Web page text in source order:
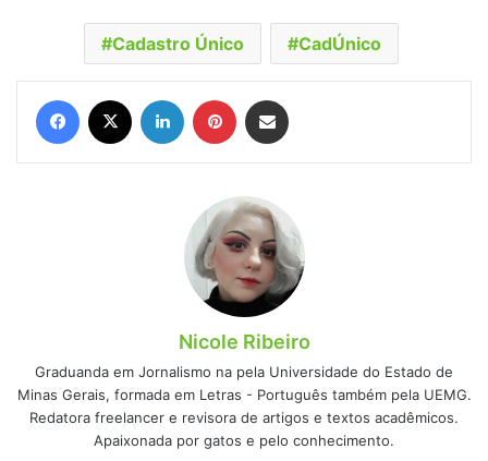
Cadastro Único CadÚnico
Facebook Linkedin Pinterest
Nicole Ribeiro
Graduanda em Jornalismo na pela Universidade do Estado de
Minas Gerais, formada em Letras - Português também pela UEMG.
Redatora freelancer e revisora de artigos e textos acadêmicos.
Apaixonada por gatos e pelo conhecimento.